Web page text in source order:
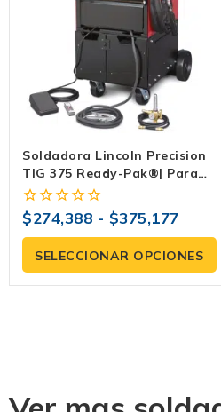
Soldadora Lincoln Precision
TIG 375 Ready-Pak®| Para
Aluminio Y Acero
0
fuera
de
5
$274,388 - $375,177
SELECCIONAR OPCIONES